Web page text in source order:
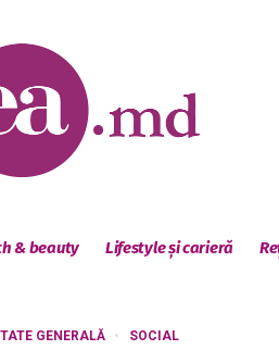
& beauty Lifestyle și carieră
GENERALĂ SOCIAL